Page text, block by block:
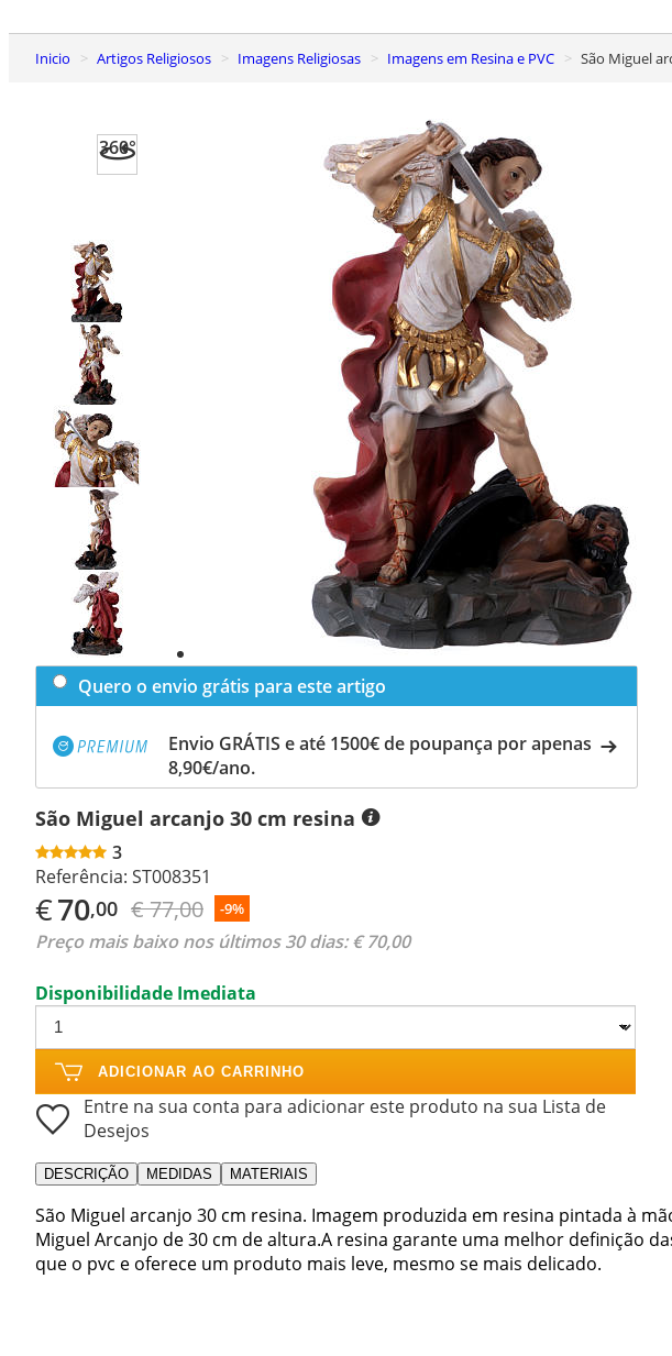
Inicio Artigos Religiosos Imagens Religiosas Imagens em Resina e PVC São Miguel
360°
Previous
slide
Next
slide
Quero o envio grátis para este artigo
Envio GRÁTIS e até 1500€ de poupança por apenas
8,90€/ano.
São Miguel arcanjo 30 cm resina
3
Referência: ST008351
€70,00 € 77,00 -9%
Preço mais baixo nos últimos 30 dias:€ 70,00
Disponibilidade Imediata
ADICIONAR AO CARRINHO
Entre na sua conta para adicionar este produto na sua Lista de
Desejos
DESCRIÇÃO MEDIDAS MATERIAIS
São Miguel arcanjo 30 cm resina. Imagem produzida em resina pintada à
Miguel Arcanjo de 30 cm de altura.A resina garante uma melhor definição
que o pvc e oferece um produto mais leve, mesmo se mais delicado.